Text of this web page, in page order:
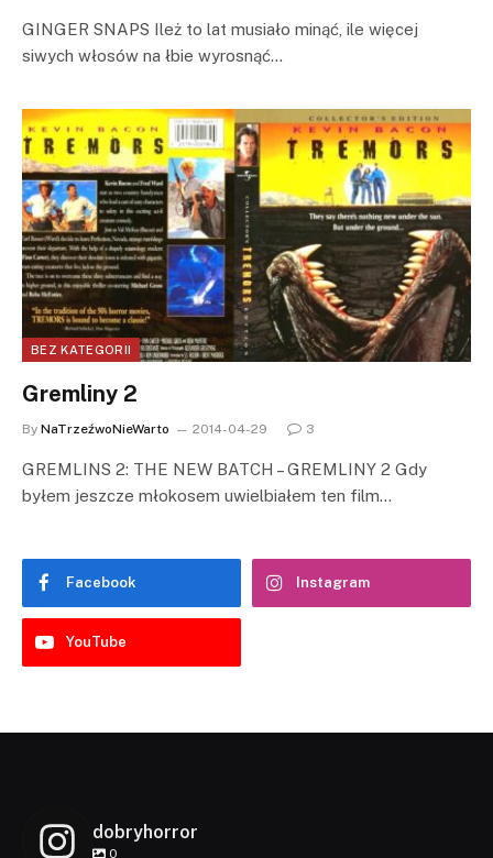
GINGER SNAPS Ileż to lat musiało minąć, ile więcej
siwych włosów na łbie wyrosnąć…
BEZ KATEGORII
Gremliny 2
By NaTrzeźwoNieWarto 2014-04-29 3
GREMLINS 2: THE NEW BATCH – GREMLINY 2 Gdy
byłem jeszcze młokosem uwielbiałem ten film…
Facebook Instagram
YouTube
dobryhorror
0